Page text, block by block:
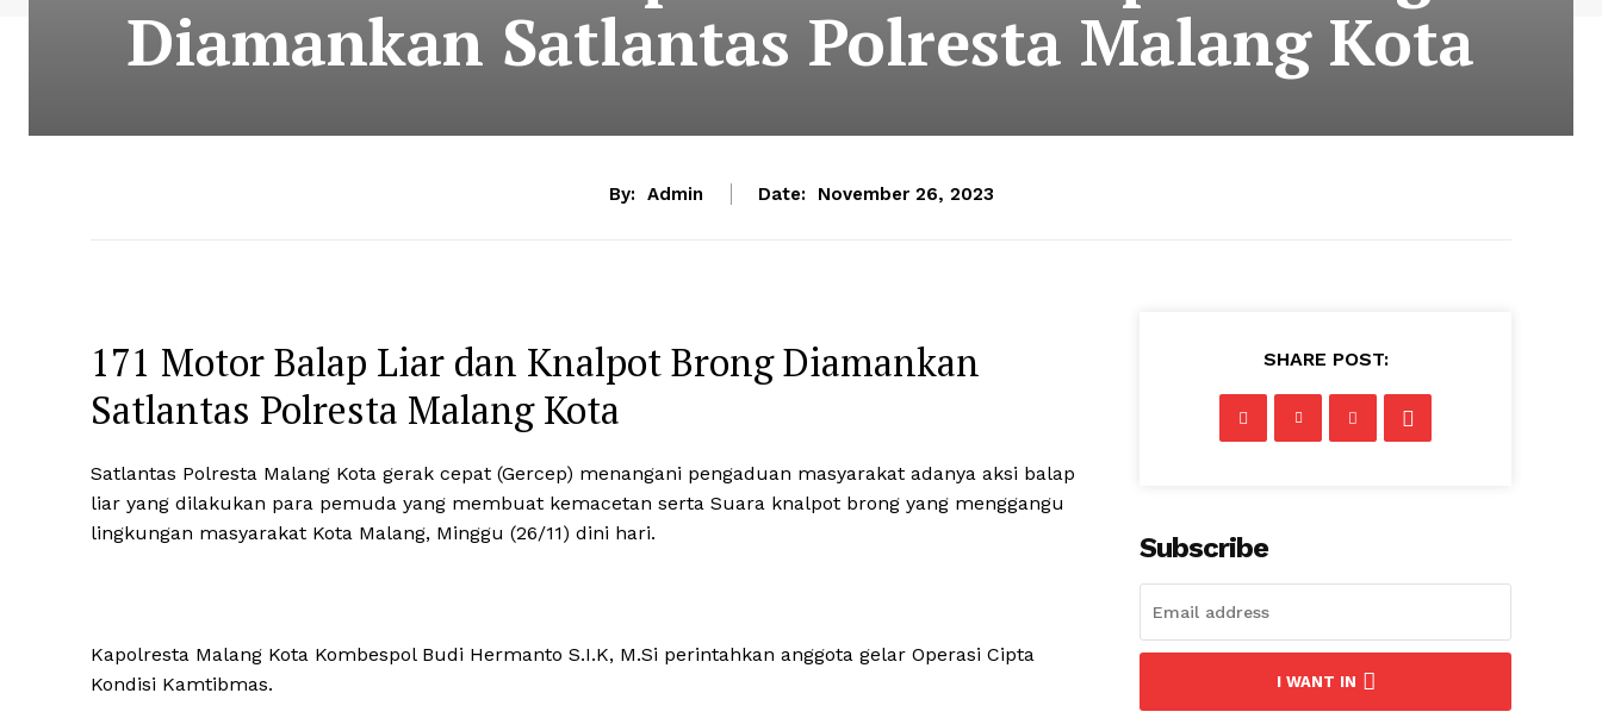
Diamankan Satlantas Polresta Malang Kota
By: Admin Date: November 26, 2023
171 Motor Balap Liar dan Knalpot Brong Diamankan
Satlantas Polresta Malang Kota
Satlantas Polresta Malang Kota gerak cepat (Gercep) menangani pengaduan masyarakat adanya aksi balap
liar yang dilakukan para pemuda yang membuat kemacetan serta Suara knalpot brong yang menggangu
lingkungan masyarakat Kota Malang, Minggu (26/11) dini hari.
Kapolresta Malang Kota Kombespol Budi Hermanto S.I.K, M.Si perintahkan anggota gelar Operasi Cipta
Kondisi Kamtibmas.
SHARE POST:
Subscribe
I WANT IN